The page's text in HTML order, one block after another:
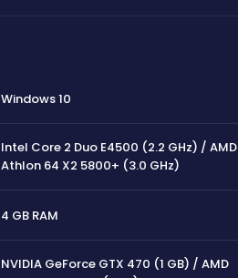
Windows 10
Intel Core 2 Duo E4500 (2.2 GHz) / AMD
Athlon 64 X2 5800+ (3.0 GHz)
4 GB RAM
NVIDIA GeForce GTX 470 (1 GB) / AMD